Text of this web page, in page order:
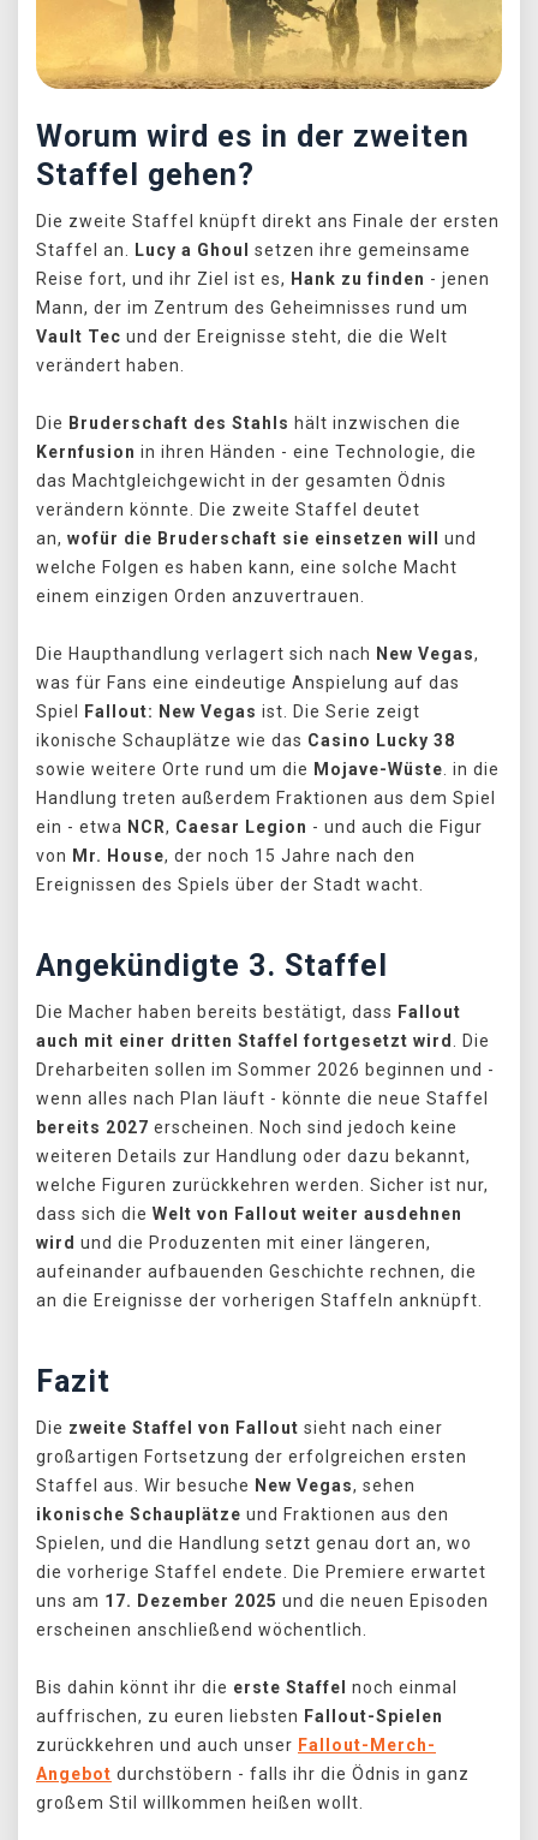
Worum wird es in der zweiten
Staffel gehen?
Die zweite Staffel knüpft direkt ans Finale der ersten
Staffel an.
Lucy a Ghoul
setzen ihre gemeinsame
Reise fort, und ihr Ziel ist es, Hank zu finden - jenen
Mann, der im Zentrum des Geheimnisses rund um
Vault Tec und der Ereignisse steht, die die Welt
verändert haben.
Die Bruderschaft des Stahls hält inzwischen die
Kernfusion in ihren Händen - eine Technologie, die
das Machtgleichgewicht in der gesamten Ödnis
verändern könnte. Die zweite Staffel deutet
an, wofür die Bruderschaft sie einsetzen will
und
welche Folgen es haben kann, eine solche Macht
einem einzigen Orden anzuvertrauen.
Die Haupthandlung verlagert sich nach New Vegas,
was für Fans eine eindeutige Anspielung auf das
Spiel
Fallout: New Vegas ist. Die Serie zeigt
ikonische Schauplätze wie das Casino Lucky 38
sowie weitere Orte rund um die Mojave-Wüste . in die
Handlung treten außerdem Fraktionen aus dem Spiel
ein - etwa NCR, Caesar Legion - und auch die Figur
von Mr. House, der noch 15 Jahre nach den
Ereignissen des Spiels über der Stadt wacht.
Angekündigte 3. Staffel
Die Macher haben bereits bestätigt, dass Fallout
auch mit einer dritten Staffel fortgesetzt wird
. Die
Dreharbeiten sollen im Sommer 2026 beginnen und -
wenn alles nach Plan läuft - könnte die neue Staffel
bereits 2027 erscheinen. Noch sind jedoch keine
weiteren Details zur Handlung oder dazu bekannt,
welche Figuren zurückkehren werden. Sicher ist nur,
dass sich die Welt von Fallout weiter ausdehnen
wird und die Produzenten mit einer längeren,
aufeinander aufbauenden Geschichte rechnen, die
an die Ereignisse der vorherigen Staffeln anknüpft.
Fazit
Die zweite Staffel von Fallout sieht nach einer
großartigen Fortsetzung der erfolgreichen ersten
Staffel aus. Wir besuche New Vegas, sehen
ikonische Schauplätze und Fraktionen aus den
Spielen, und die Handlung setzt genau dort an, wo
die vorherige Staffel endete. Die Premiere erwartet
uns am 17. Dezember 2025 und die neuen Episoden
erscheinen anschließend wöchentlich.
Bis dahin könnt ihr die erste Staffel noch einmal
auffrischen, zu euren liebsten Fallout-Spielen
zurückkehren und auch unser Fallout-Merch-
Angebot durchstöbern - falls ihr die Ödnis in ganz
großem Stil willkommen heißen wollt.